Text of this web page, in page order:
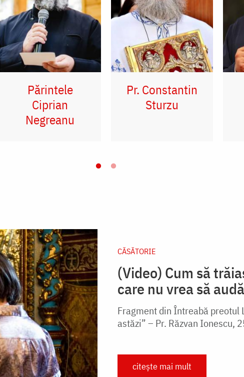
Părintele
Ciprian
Negreanu
Pr. Constantin
Sturzu
CĂSĂTORIE
(Video) Cum să
care nu vrea să
Fragment din Întreabă preotul
astăzi” – Pr. Răzvan Ionescu,
citește mai mult